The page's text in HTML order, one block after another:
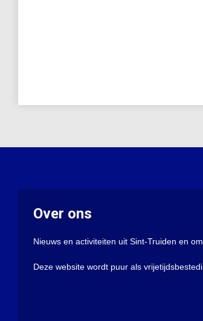
Over ons
Nieuws en activiteiten uit Sint-Truiden en
Deze website wordt puur als